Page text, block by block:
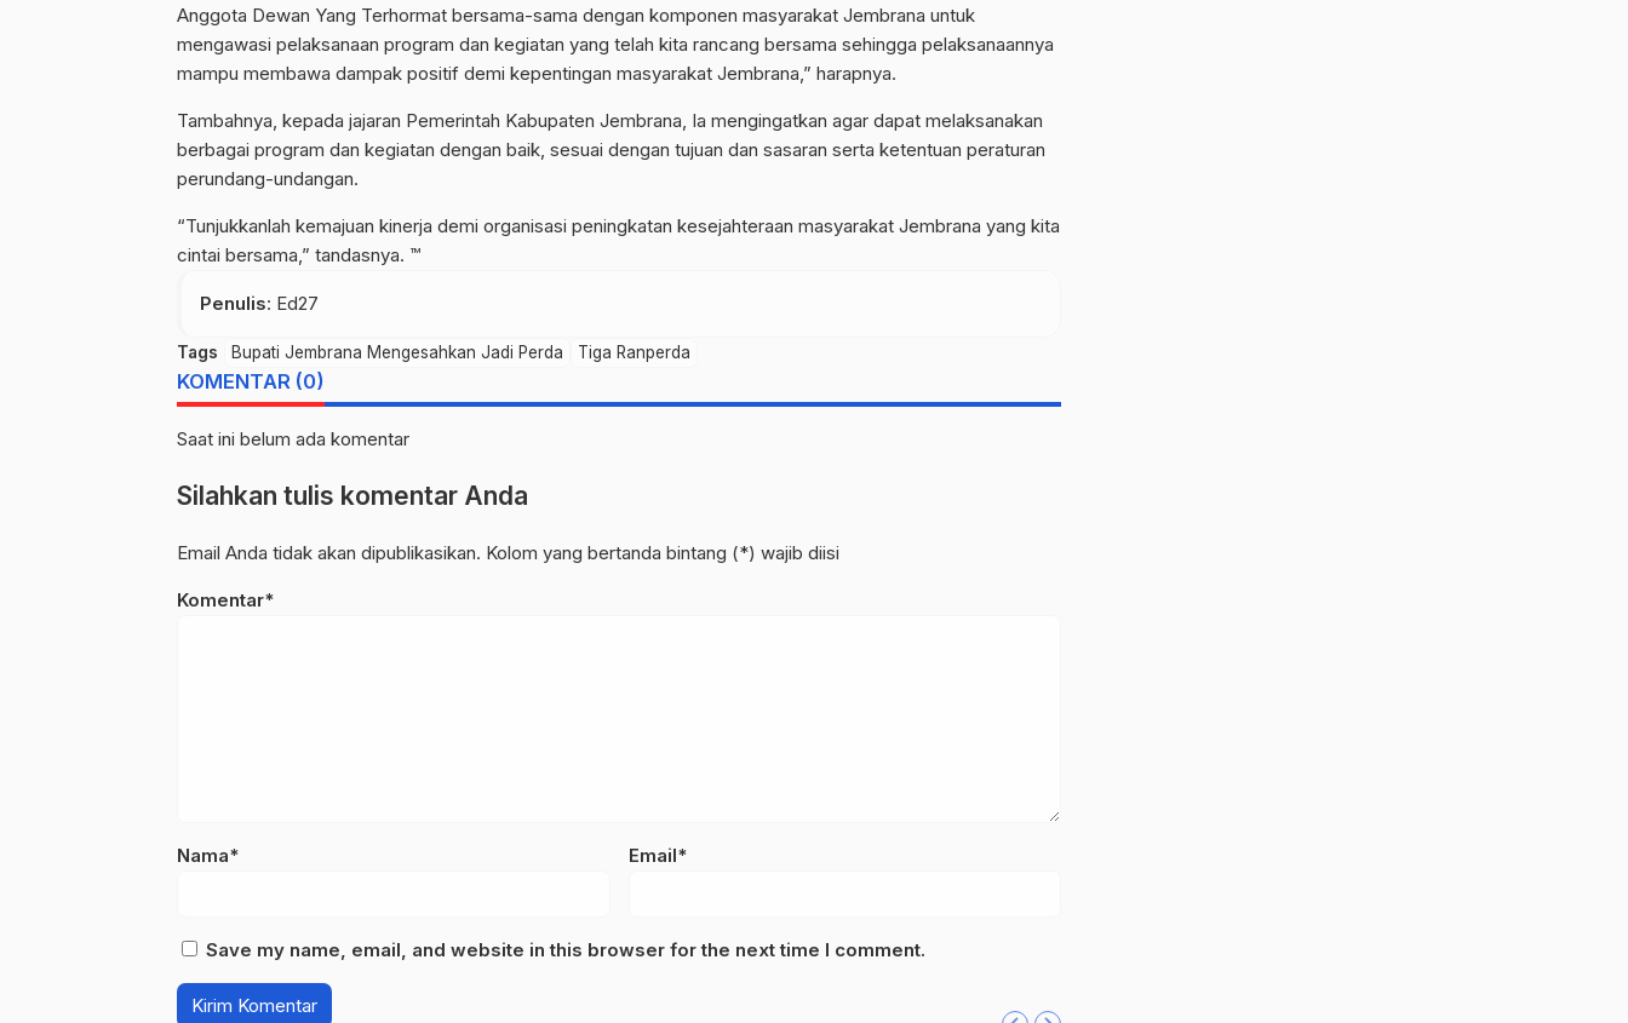
Anggota Dewan Yang Terhormat bersama-sama dengan komponen masyarakat Jembrana untuk
mengawasi pelaksanaan program dan kegiatan yang telah kita rancang bersama sehingga pelaksanaannya
mampu membawa dampak positif demi kepentingan masyarakat Jembrana,” harapnya.
Tambahnya, kepada jajaran Pemerintah Kabupaten Jembrana, Ia mengingatkan agar dapat melaksanakan
berbagai program dan kegiatan dengan baik, sesuai dengan tujuan dan sasaran serta ketentuan peraturan
perundang-undangan.
“Tunjukkanlah kemajuan kinerja demi organisasi peningkatan kesejahteraan masyarakat Jembrana yang kita
cintai bersama,” tandasnya. ™
Penulis: Ed27
Tags Bupati Jembrana Mengesahkan Jadi Perda Tiga Ranperda
KOMENTAR (0)
Saat ini belum ada komentar
Silahkan tulis komentar Anda
Email Anda tidak akan dipublikasikan. Kolom yang bertanda bintang (*) wajib diisi
Komentar*
Nama* Email*
Save my name, email, and website in this browser for the next time I comment.